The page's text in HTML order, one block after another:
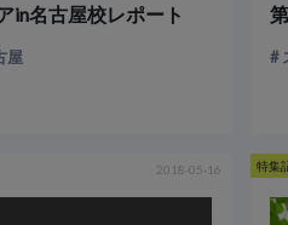
in名古屋校レポート
屋
2018-05-16 特集